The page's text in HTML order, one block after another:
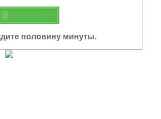
половину минуты.